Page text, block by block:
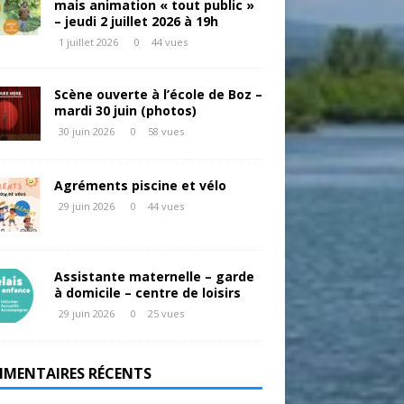
mais animation « tout public »
– jeudi 2 juillet 2026 à 19h
1 juillet 2026 0 44 vues
Scène ouverte à l’école de Boz –
mardi 30 juin (photos)
30 juin 2026 0 58 vues
Agréments piscine et vélo
29 juin 2026 0 44 vues
Assistante maternelle – garde
à domicile – centre de loisirs
29 juin 2026 0 25 vues
RÉCENTS